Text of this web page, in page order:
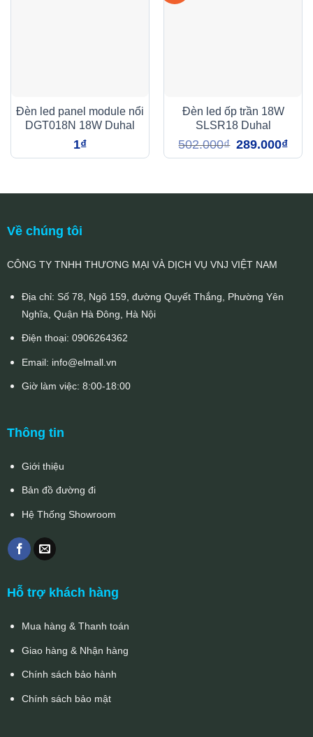
Đèn led panel module nổi
DGT018N 18W Duhal
1₫
Đèn led ốp trần 18W
SLSR18 Duhal
502.000₫ Giá
gốc
là:
289.000₫Giá
tại
Về chúng tôi
CÔNG TY TNHH THƯƠNG MẠI VÀ DỊCH VỤ VNJ VIỆT NAM
Địa chỉ: Số 78, Ngõ 159, đường Quyết Thắng, Phường Yên
Nghĩa, Quận Hà Đông, Hà Nội
Điện thoại: 0906264362
Email: info@elmall.vn
Giờ làm việc: 8:00-18:00
Thông tin
Giới thiệu
Bản đồ đường đi
Hệ Thống Showroom
Hỗ trợ khách hàng
Mua hàng & Thanh toán
Giao hàng & Nhận hàng
Chính sách bảo hành
Chính sách bảo mật